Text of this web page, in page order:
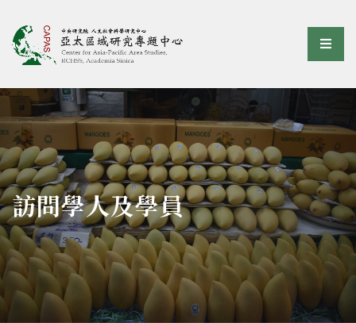
亞太區域研究專題中心選
:::
訪問學人及學員